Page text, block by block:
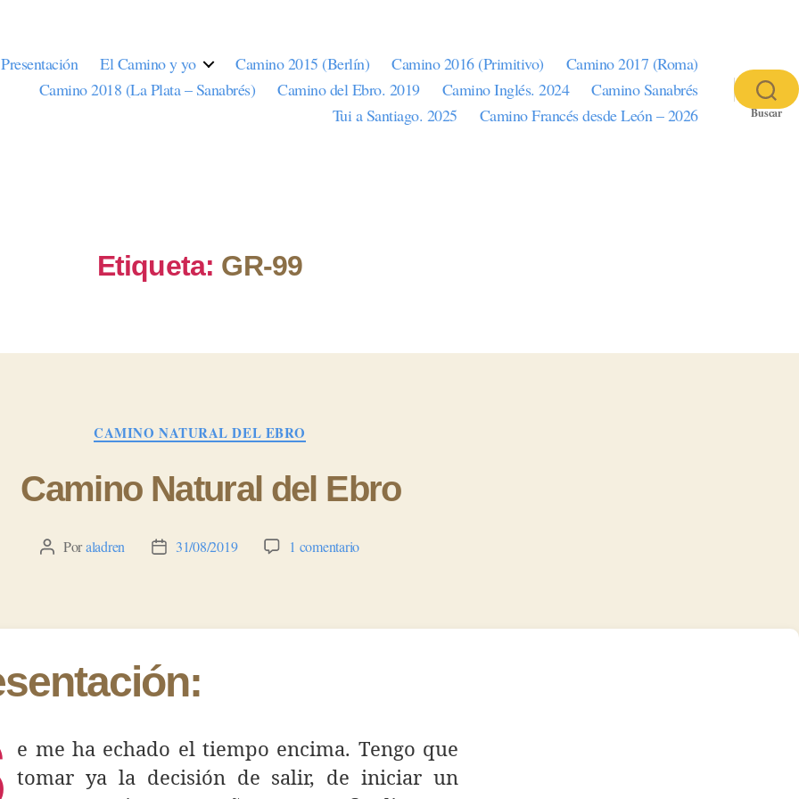
Presentación El Camino y yo Camino 2015 (Berlín) Camino 2016 (Primitivo)
Camino 2017 (Roma)
Camino 2018 (La Plata – Sanabrés)
Camino del Ebro. 2019 Camino Inglés. 2024
Camino Sanabrés
Tui a Santiago. 2025
Camino Francés desde León – 2026 Buscar
Etiqueta: GR-99
Categorías
CAMINO NATURAL DEL EBRO
Camino Natural del Ebro
Autor
Poraladren
Fecha31/08/2019 1 comentarioen
Ebro
e me ha echado el tiempo encima. Tengo que
tomar ya la decisión de salir, de iniciar un